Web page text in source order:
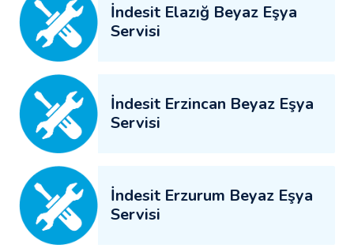
İndesit Elazığ Beyaz Eşya
Servisi
İndesit Erzincan Beyaz Eşya
Servisi
İndesit Erzurum Beyaz Eşya
Servisi